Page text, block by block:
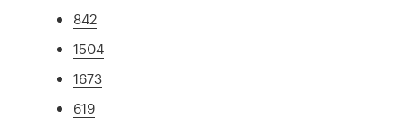
842
1504
1673
619